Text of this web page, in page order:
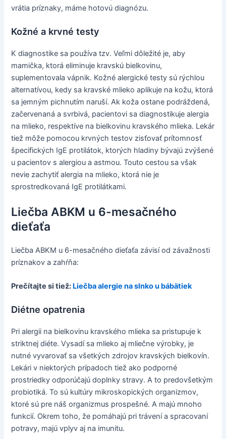
vrátia príznaky, máme hotovú diagnózu.
Kožné a krvné testy
K diagnostike sa používa tzv. Veľmi dôležité je, aby
mamička, ktorá eliminuje kravskú bielkovinu,
suplementovala vápnik. Kožné alergické testy sú rýchlou
alternatívou, kedy sa kravské mlieko aplikuje na kožu, ktorá
sa jemným pichnutím naruší. Ak koža ostane podráždená,
začervenaná a svrbivá, pacientovi sa diagnostikuje alergia
na mlieko, respektíve na bielkovinu kravského mlieka. Lekár
tiež môže pomocou krvných testov zisťovať prítomnosť
špecifických IgE protilátok, ktorých hladiny bývajú zvýšené
u pacientov s alergiou a astmou. Touto cestou sa však
nevie zachytiť alergia na mlieko, ktorá nie je
sprostredkovaná IgE protilátkami.
Liečba ABKM u 6-mesačného
dieťaťa
Liečba ABKM u 6-mesačného dieťaťa závisí od závažnosti
príznakov a zahŕňa:
Prečítajte si tiež: Liečba alergie na slnko u bábätiek
Diétne opatrenia
Pri alergii na bielkovinu kravského mlieka sa pristupuje k
striktnej diéte. Vysadí sa mlieko aj mliečne výrobky, je
nutné vyvarovať sa všetkých zdrojov kravských bielkovín.
Lekári v niektorých prípadoch tiež ako podporné
prostriedky odporúčajú doplnky stravy. A to predovšetkým
probiotiká. To sú kultúry mikroskopických organizmov,
ktoré sú pre náš organizmus prospešné. A majú mnoho
funkcií. Okrem toho, že pomáhajú pri trávení a spracovaní
potravy, majú vplyv aj na imunitu.